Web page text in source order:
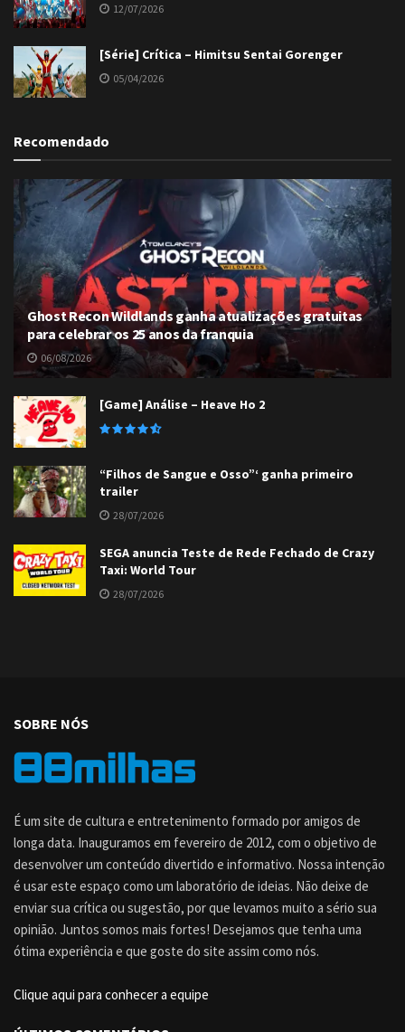
12/07/2026
[Série] Crítica – Himitsu Sentai Gorenger
05/04/2026
Recomendado
Ghost Recon Wildlands ganha atualizações gratuitas
para celebrar os 25 anos da franquia
06/08/2026
[Game] Análise – Heave Ho 2
“Filhos de Sangue e Osso”‘ ganha primeiro
trailer
28/07/2026
SEGA anuncia Teste de Rede Fechado de Crazy
Taxi: World Tour
28/07/2026
SOBRE NÓS
É um site de cultura e entretenimento formado por amigos de
longa data. Inauguramos em fevereiro de 2012, com o objetivo de
desenvolver um conteúdo divertido e informativo. Nossa intenção
é usar este espaço como um laboratório de ideias. Não deixe de
enviar sua crítica ou sugestão, por que levamos muito a sério sua
opinião. Juntos somos mais fortes! Desejamos que tenha uma
ótima experiência e que goste do site assim como nós.
Clique aqui para conhecer a equipe